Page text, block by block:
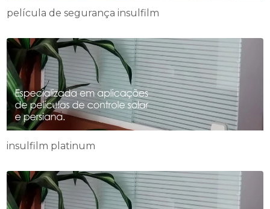
película de segurança insulfilm
insulfilm platinum